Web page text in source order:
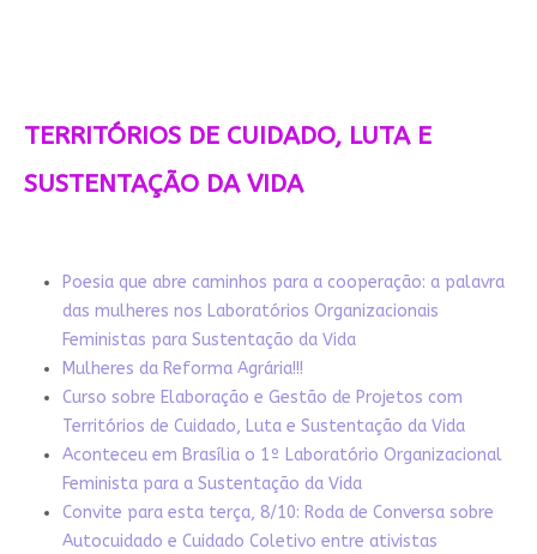
TERRITÓRIOS DE CUIDADO, LUTA E
SUSTENTAÇÃO DA VIDA
Poesia que abre caminhos para a cooperação: a palavra
das mulheres nos Laboratórios Organizacionais
Feministas para Sustentação da Vida
Mulheres da Reforma Agrária!!!
Curso sobre Elaboração e Gestão de Projetos com
Territórios de Cuidado, Luta e Sustentação da Vida
Aconteceu em Brasília o 1º Laboratório Organizacional
Feminista para a Sustentação da Vida
Convite para esta terça, 8/10: Roda de Conversa sobre
Autocuidado e Cuidado Coletivo entre ativistas